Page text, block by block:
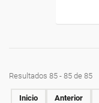
Resultados 85 - 85 de 85
Inicio Anterior